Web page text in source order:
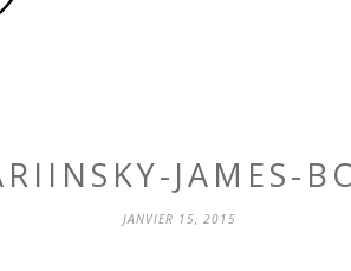
JAMES-
JANVIER 15, 2015